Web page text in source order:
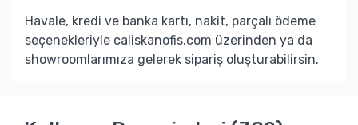
Havale, kredi ve banka kartı, nakit, parçalı ödeme
seçenekleriyle caliskanofis.com üzerinden ya da
showroomlarımıza gelerek sipariş oluşturabilirsin.